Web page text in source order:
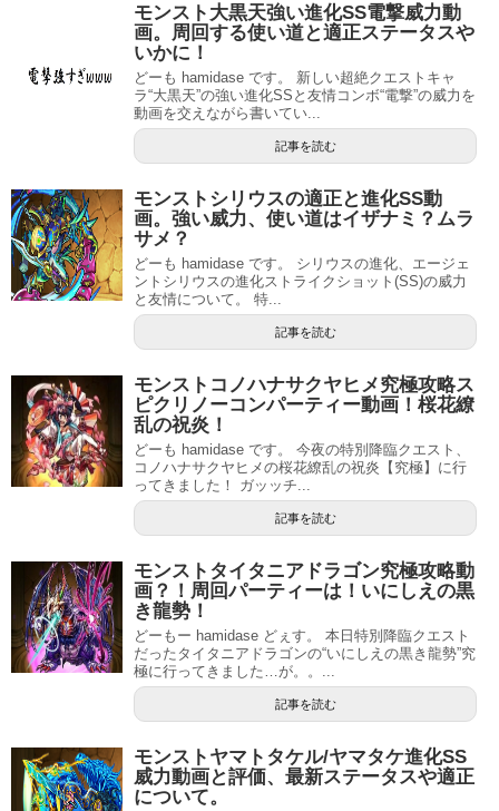
モンスト大黒天強い進化SS電撃威力動
画。周回する使い道と適正ステータスや
いかに！
どーも hamidase です。 新しい超絶クエストキャ
ラ“大黒天”の強い進化SSと友情コンボ“電撃”の威力を
動画を交えながら書いてい...
記事を読む
モンストシリウスの適正と進化SS動
画。強い威力、使い道はイザナミ？ムラ
サメ？
どーも hamidase です。 シリウスの進化、エージェ
ントシリウスの進化ストライクショット(SS)の威力
と友情について。 特...
記事を読む
モンストコノハナサクヤヒメ究極攻略ス
ピクリノーコンパーティー動画！桜花繚
乱の祝炎！
どーも hamidase です。 今夜の特別降臨クエスト、
コノハナサクヤヒメの桜花繚乱の祝炎【究極】に行
ってきました！ ガッッチ...
記事を読む
モンストタイタニアドラゴン究極攻略動
画？！周回パーティーは！いにしえの黒
き龍勢！
どーもー hamidase どぇす。 本日特別降臨クエスト
だったタイタニアドラゴンの“いにしえの黒き龍勢”究
極に行ってきました…が。。...
記事を読む
モンストヤマトタケル/ヤマタケ進化SS
威力動画と評価、最新ステータスや適正
について。